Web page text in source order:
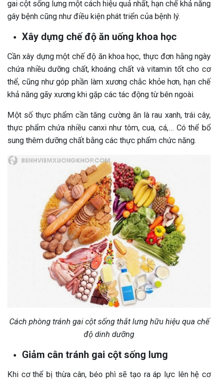
gai cột sống lưng một cách hiệu quả nhất, hạn chế khả năng
gây bệnh cũng như điều kiện phát triển của bệnh lý.
Xây dựng chế độ ăn uống khoa học
Cần xây dựng một chế độ ăn khoa học, thực đơn hằng ngày
chứa nhiều dưỡng chất, khoáng chất và vitamin tốt cho cơ
thể, cũng như góp phần làm xương chắc khỏe hơn, hạn chế
khả năng gãy xương khi gặp các tác động từ bên ngoài.
Một số thực phẩm cần tăng cường ăn là rau xanh, trái cây,
thực phẩm chứa nhiều canxi như tôm, cua, cá,… Có thể bổ
sung thêm dưỡng chất bằng các thực phẩm chức năng.
Cách phòng tránh gai cột sống thắt lưng hữu hiệu qua chế
độ dinh dưỡng
Giảm cân tránh gai cột sống lưng
Khi cơ thể bị thừa cân, béo phì sẽ tạo ra áp lực lên hệ cơ